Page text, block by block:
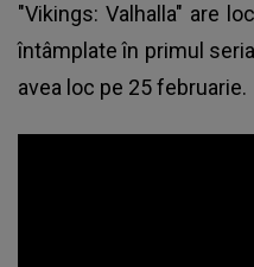
"Vikings: Valhalla" are
întâmplate în primul
avea loc pe 25 februarie.